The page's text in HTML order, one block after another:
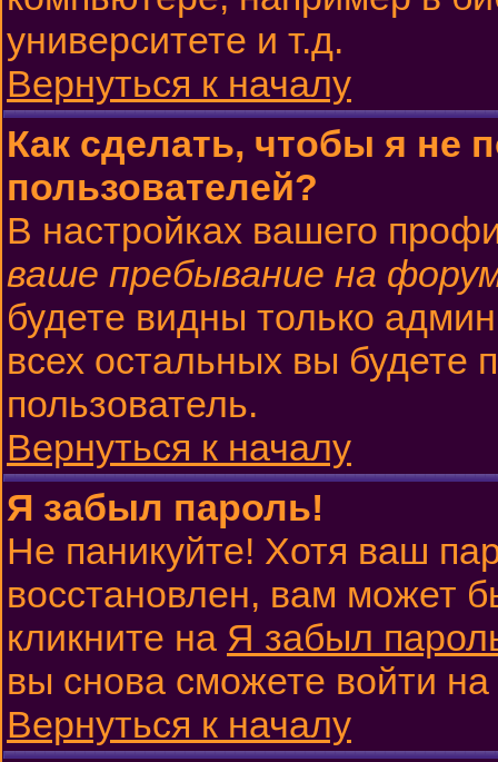
университете и т.д.
Вернуться к началу
Как сделать, чтобы я не
пользователей?
В настройках вашего
ваше пребывание на
будете видны только
всех остальных вы будете
пользователь.
Вернуться к началу
Я забыл пароль!
Не паникуйте! Хотя ваш
восстановлен, вам может
кликните на Я забыл
вы снова сможете войти
Вернуться к началу